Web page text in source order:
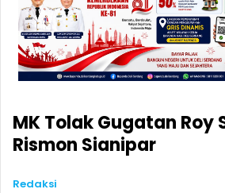
MK Tolak Gugatan
Rismon Sianipar
Redaksi